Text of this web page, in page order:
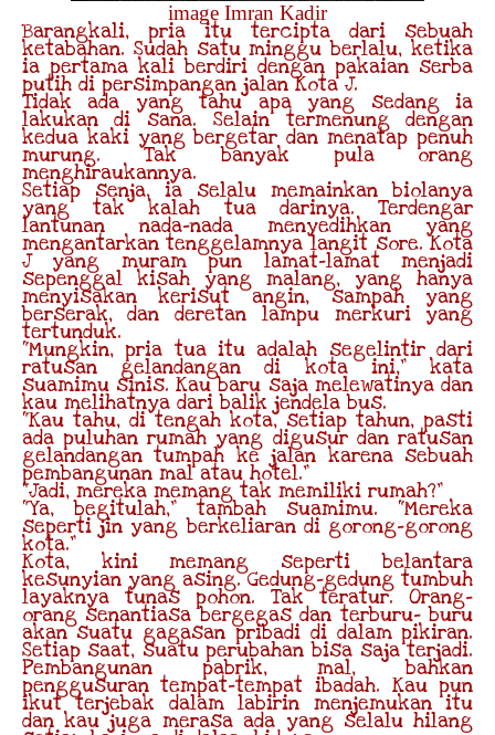
image Imran Kadir
Barangkali, pria itu tercipta dari sebuah
ketabahan. Sudah satu minggu berlalu, ketika
ia pertama kali berdiri dengan pakaian serba
putih di persimpangan jalan Kota J.
Tidak ada yang tahu apa yang sedang ia
lakukan di sana. Selain termenung dengan
kedua kaki yang bergetar dan menatap penuh
murung. Tak banyak pula orang
menghiraukannya.
Setiap senja, ia selalu memainkan biolanya
yang tak kalah tua darinya. Terdengar
lantunan nada-nada menyedihkan yang
mengantarkan tenggelamnya langit sore. Kota
J yang muram pun lamat-lamat menjadi
sepenggal kisah yang malang, yang hanya
menyisakan kerisut angin, sampah yang
berserak, dan deretan lampu merkuri yang
tertunduk.
“Mungkin, pria tua itu adalah segelintir dari
ratusan gelandangan di kota ini,” kata
suamimu sinis. Kau baru saja melewatinya dan
kau melihatnya dari balik jendela bus.
“Kau tahu, di tengah kota, setiap tahun, pasti
ada puluhan rumah yang digusur dan ratusan
gelandangan tumpah ke jalan karena sebuah
pembangunan mal atau hotel.”
“Jadi, mereka memang tak memiliki rumah?”
“Ya, begitulah,” tambah suamimu. “Mereka
seperti jin yang berkeliaran di gorong-gorong
kota.”
Kota, kini memang seperti belantara
kesunyian yang asing. Gedung-gedung tumbuh
layaknya tunas pohon. Tak teratur. Orang-
orang senantiasa bergegas dan terburu- buru
akan suatu gagasan pribadi di dalam pikiran.
Setiap saat, suatu perubahan bisa saja terjadi.
Pembangunan pabrik, mal, bahkan
penggusuran tempat-tempat ibadah. Kau pun
ikut terjebak dalam labirin menjemukan itu
dan kau juga merasa ada yang selalu hilang